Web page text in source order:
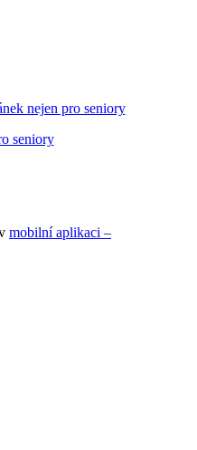
nejen pro seniory
mobilní aplikaci –